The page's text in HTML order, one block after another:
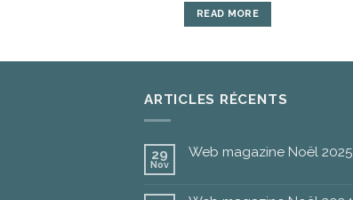
READ MORE
ARTICLES RÉCENTS
29
Nov
Web magazine Noël 2025